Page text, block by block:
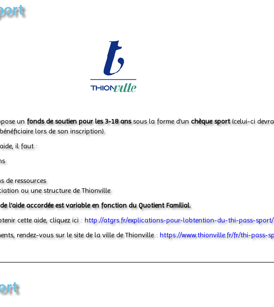
unfonds de soutien pour les 3-18 anssous la forme d’unchèque sport(celui-ci
lors de son inscription).
il faut :
de ressources
ou une structure de Thionville
l’aide accordée est variable en fonction du Quotient Familial.
cette aide, cliquez ici : http://atgrs.fr/explications-pour-lobtention-du-thi-pass-sport/
rendez-vous sur le site de la ville de Thionville : https://www.thionville.fr/fr/thi-pass-